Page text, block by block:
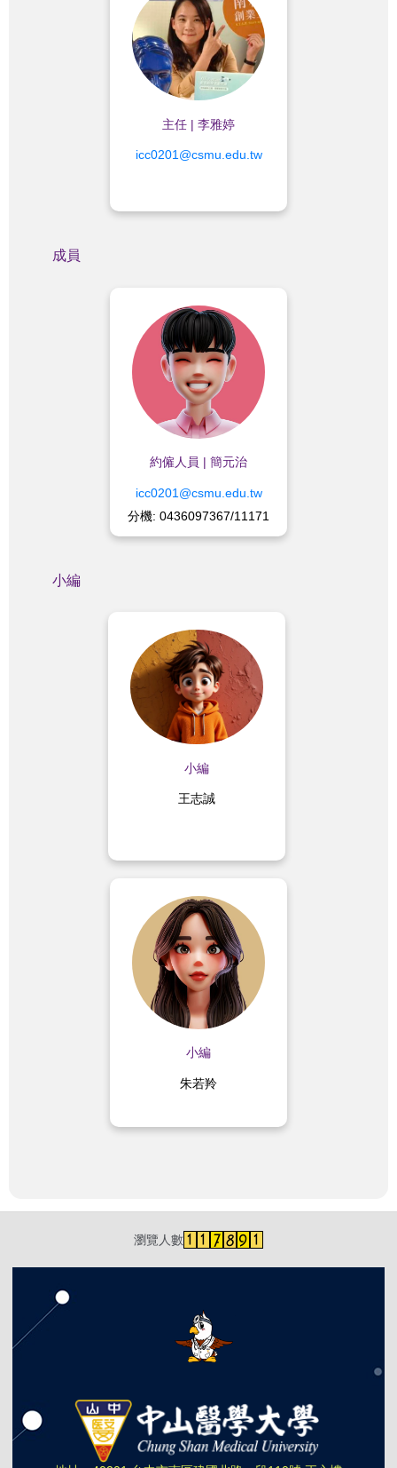
主任 | 李雅婷
icc0201@csmu.edu.tw
✨行政協調與中心管理
✨計畫執行與策略推動
成員
約僱人員 | 簡元治
icc0201@csmu.edu.tw
分機: 0436097367/11171
業務內容：
✨大專院校創新創意創業競賽
✨永續智慧創新黑客松競賽
✨教育部大專校院課程填報
✨中長程計畫、獎補助計畫、
深耕計畫及其他計畫撰寫及
✨正心0911、0912、0922教
✨中心信件及公文收發
✨中心網站更新
✨相關耗材採購核銷
小編
小編
王志誠
業務內容：
✨圖文設計與網站更新
✨資料整理與行政協助
小編
朱若羚
業務內容：
✨圖文設計與網站更新
✨資料整理與行政協助
瀏覽人數